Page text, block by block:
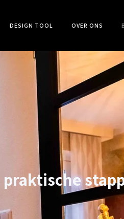
DESIGN TOOL OVER ONS